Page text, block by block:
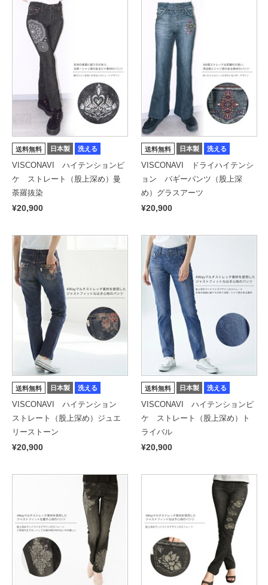
送料無料 日本製 洗える
VISCONAVI ハイテンションピ
ケ ストレート（股上深め）曼
荼羅抜染
¥20,900
送料無料 日本製 洗える
VISCONAVI ドライハイテンシ
ョン バギーパンツ（股上深
め）グラスアーツ
¥20,900
送料無料 日本製 洗える
VISCONAVI ハイテンション
ストレート（股上深め）ジュエ
リーストーン
¥20,900
送料無料 日本製 洗える
VISCONAVI ハイテンションピ
ケ ストレート（股上深め）ト
ライバル
¥20,900